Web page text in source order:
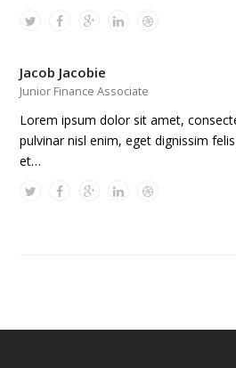
Jacob Jacobie
Junior Finance Associate
Lorem ipsum dolor sit amet,
pulvinar nisl enim, eget dignissim
et…